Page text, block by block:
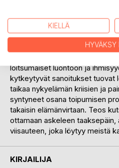
Laineille lipuville.
Lempeän läsnäolon
loitsumaiset luontoon ja
kytkeytyvät sanoitukset tuovat
taikaa nykyelämän kriisien ja
syntyneet osana toipumisen
takaisin elämänvirtaan. Teos
ottamaan askeleen taaksepäin,
viisauteen, joka löytyy meistä
KIRJAILIJA
KIELLÄ
HYVÄKSY